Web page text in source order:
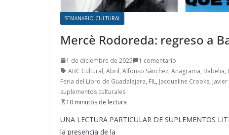
SEMANARIO CULTURAL
Mercè Rodoreda: regreso a
1 de diciembre de 2025
1 comentario
ABC Cultural, Abril, Alfonso Sánchez, Anagrama, Babelia,
Feria del Libro de Guadalajara, FIL, Jacqueline Crooks,
suplementos culturales
10 minutos de lectura
UNA LECTURA PARTICULAR DE SUPLEMENTOS
la presencia de la